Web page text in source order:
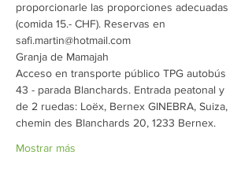
proporcionarle las proporciones adecuadas
(comida 15.- CHF). Reservas en
safi.martin@hotmail.com
Granja de Mamajah
Acceso en transporte público TPG autobús
43 - parada Blanchards. Entrada peatonal y
de 2 ruedas: Loëx, Bernex GINEBRA, Suiza,
chemin des Blanchards 20, 1233 Bernex.
Mostrar más